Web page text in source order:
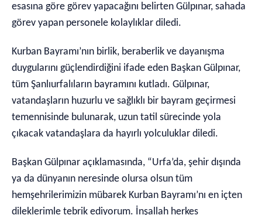
esasına göre görev yapacağını belirten Gülpınar, sahada
görev yapan personele kolaylıklar diledi.
Kurban Bayramı’nın birlik, beraberlik ve dayanışma
duygularını güçlendirdiğini ifade eden Başkan Gülpınar,
tüm Şanlıurfalıların bayramını kutladı. Gülpınar,
vatandaşların huzurlu ve sağlıklı bir bayram geçirmesi
temennisinde bulunarak, uzun tatil sürecinde yola
çıkacak vatandaşlara da hayırlı yolculuklar diledi.
Başkan Gülpınar açıklamasında, “Urfa’da, şehir dışında
ya da dünyanın neresinde olursa olsun tüm
hemşehrilerimizin mübarek Kurban Bayramı’nı en içten
dileklerimle tebrik ediyorum. İnşallah herkes